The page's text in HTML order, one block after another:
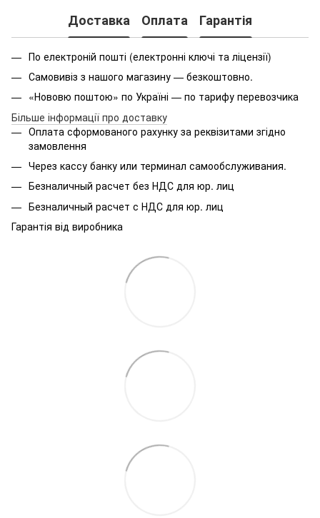
Доставка Оплата Гарантія
По електроній пошті (електронні ключі та ліцензії)
Самовивіз з нашого магазину — безкоштовно.
«Нововю поштою» по Україні — по тарифу перевозчика
Більше інформації про доставку
Оплата сформованого рахунку за реквізитами згідно
замовлення
Через кассу банку или терминал самообслуживания.
Безналичный расчет без НДС для юр. лиц
Безналичный расчет с НДС для юр. лиц
Гарантія від виробника